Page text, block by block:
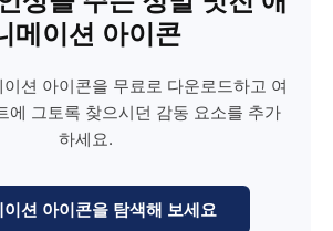
메이션 아이콘
션 아이콘을 무료로 다운로드하고 여
에 그토록 찾으시던 감동 요소를 추가
하세요.
션 아이콘을 탐색해 보세요